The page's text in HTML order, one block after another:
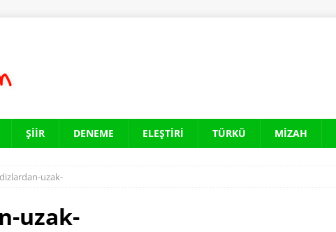
ŞIIR DENEME ELEŞTIRI TÜRKÜ MIZAH
uzak-
uzak-